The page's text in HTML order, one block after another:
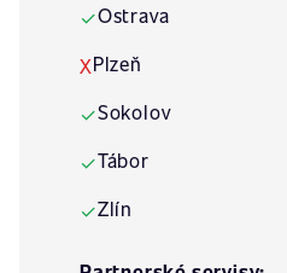
✓Ostrava
XPlzeň
✓Sokolov
✓Tábor
✓Zlín